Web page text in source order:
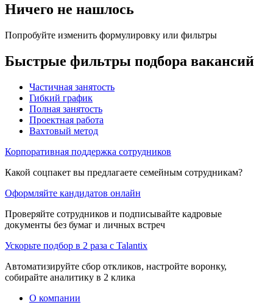
Ничего не нашлось
Попробуйте изменить формулировку или фильтры
Быстрые фильтры подбора вакансий
Частичная занятость
Гибкий график
Полная занятость
Проектная работа
Вахтовый метод
Корпоративная поддержка сотрудников
Какой соцпакет вы предлагаете семейным сотрудникам?
Оформляйте кандидатов онлайн
Проверяйте сотрудников и подписывайте кадровые
документы без бумаг и личных встреч
Ускорьте подбор в 2 раза с Talantix
Автоматизируйте сбор откликов, настройте воронку,
собирайте аналитику в 2 клика
О компании